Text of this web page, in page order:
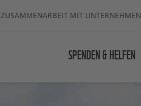
ZUSAMMENARBEIT MIT UNTERNEHMEN
SPENDEN & HELFEN